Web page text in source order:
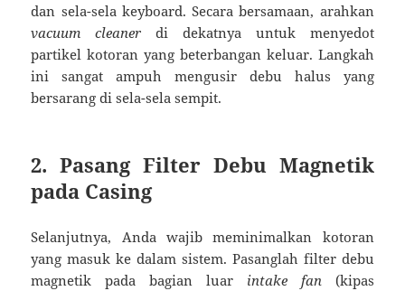
dan sela-sela keyboard. Secara bersamaan, arahkan
vacuum cleaner di dekatnya untuk menyedot
partikel kotoran yang beterbangan keluar. Langkah
ini sangat ampuh mengusir debu halus yang
bersarang di sela-sela sempit.
2. Pasang Filter Debu Magnetik
pada Casing
Selanjutnya, Anda wajib meminimalkan kotoran
yang masuk ke dalam sistem. Pasanglah filter debu
magnetik pada bagian luar intake fan (kipas